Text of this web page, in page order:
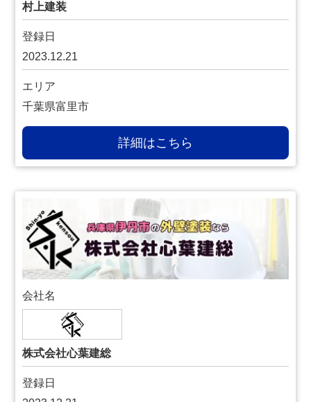
村上建装
登録日
2023.12.21
エリア
千葉県富里市
詳細はこちら
会社名
株式会社心葉建総
登録日